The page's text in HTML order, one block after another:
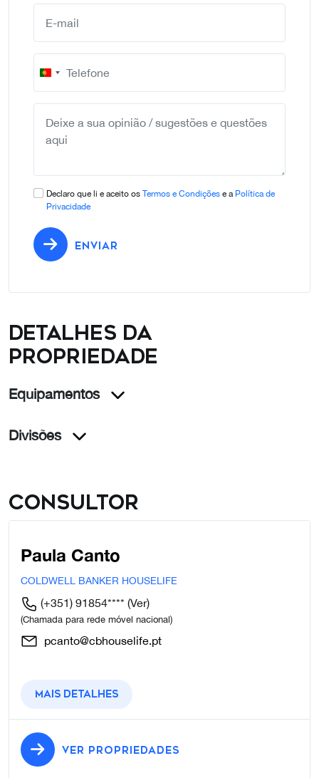
Portugal
+351
Declaro que li e aceito os Termos e Condições e a Política de
Privacidade
ENVIAR
Detalhes da
propriedade
Equipamentos
Divisões
Consultor
Paula Canto
COLDWELL BANKER HOUSELIFE
(+351) 91854**** (Ver)
(Chamada para rede móvel nacional)
pcanto@cbhouselife.pt
Mais detalhes
VER PROPRIEDADES